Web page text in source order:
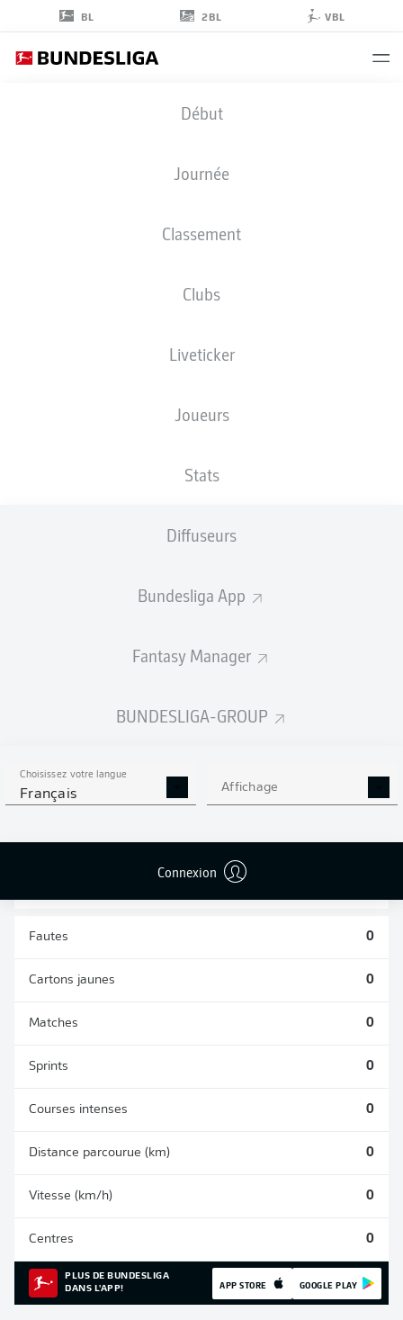
BL 2BL VBL
Début
Journée
Classement
Clubs
Liveticker
Joueurs
Stats
Diffuseurs
Bundesliga App
Fantasy Manager
BUNDESLIGA-GROUP
Choisissez votre langue
Français Affichage
Connexion
STATS DE LA SAISON
2026/2027
0 0
Fautes 0
Cartons jaunes 0
Matches 0
Sprints 0
Courses intenses 0
Distance parcourue (km) 0
Vitesse (km/h) 0
Centres 0
PLUS DE BUNDESLIGA
DANS L'APP!
APP STORE GOOGLE PLAY